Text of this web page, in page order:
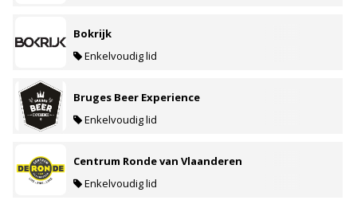
Bokrijk
Enkelvoudig lid
Bruges Beer Experience
Enkelvoudig lid
Centrum Ronde van Vlaanderen
Enkelvoudig lid